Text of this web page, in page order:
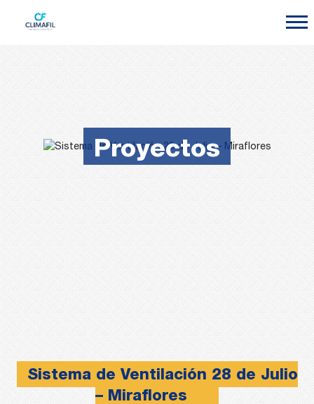
Proyectos
Sistema de Ventilación 28 de Julio
– Miraflores